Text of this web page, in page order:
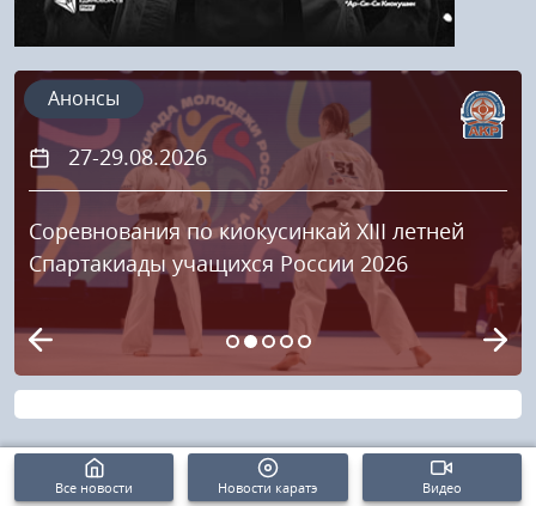
27-29.08.2026
Соревнования по киокусинкай XIII летней
Спартакиады учащихся России 2026
Анонсы
Все новости Новости каратэ Видео